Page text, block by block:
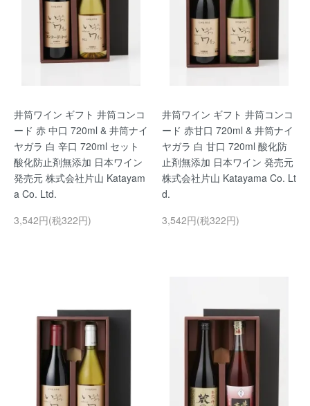
井筒ワイン ギフト 井筒コンコ
ード 赤 中口 720ml & 井筒ナイ
ヤガラ 白 辛口 720ml セット
酸化防止剤無添加 日本ワイン
発売元 株式会社片山 Katayam
a Co. Ltd.
3,542円(税322円)
井筒ワイン ギフト 井筒コンコ
ード 赤甘口 720ml & 井筒ナイ
ヤガラ 白 甘口 720ml 酸化防
止剤無添加 日本ワイン 発売元
株式会社片山 Katayama Co. Lt
d.
3,542円(税322円)